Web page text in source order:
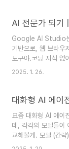
일상적인 질..
창의적 생성력, 플러
(이미지/음성 즉시
4o 경량화 + 저렴한
preview (’24.09):
(수학, 과학)o1-mini
Google AI Studio
기반으로, 웹 브라우
도구야.코딩 지식 없
양한 모델을 활용하
끔 엉뚱한 소리 할 때
봤을 거 같아.이런
요즘 챗GPT와
아. 개발 지식이 없다
요 없어! Google AI
2025. 1. 26.
대화형 AI 에이
요즘 대화형 AI 에이
데, 각각의 모델들이
교해볼게. 모델 (간략